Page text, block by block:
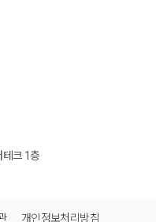
크 1층
개인정보처리방침